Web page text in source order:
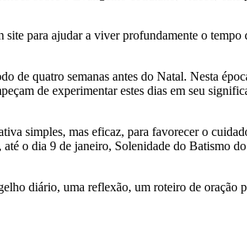
site para ajudar a viver profundamente o
quatro semanas antes do Natal. Nesta
de experimentar estes dias em seu
simples, mas eficaz, para favorecer o
o dia 9 de janeiro, Solenidade do Batismo
diário, uma reflexão, um roteiro de